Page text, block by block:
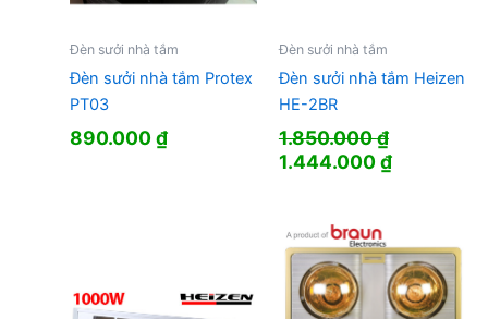
Đèn sưởi nhà tắm
Đèn sưởi nhà tắm Protex
PT03
890.000₫
Đèn sưởi nhà tắm
Đèn sưởi nhà tắm Heizen
HE-2BR
1.850.000₫
Giá
1.850.000 ₫.
1.444.000₫Giá